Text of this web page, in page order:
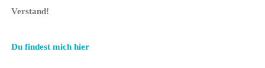
Verstand!
Du findest mich hier